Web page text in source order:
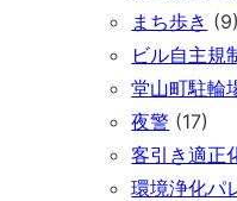
まち歩き (9)
ビル自主規
堂山町駐輪
夜警 (17)
客引き適正
環境浄化パ